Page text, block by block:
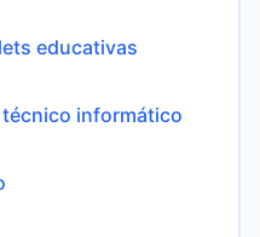
educativas
informático